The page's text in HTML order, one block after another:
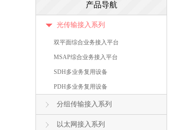
产品导航
光传输接入系列
双平面综合业务接入平台
MSAP综合业务接入平台
SDH多业务复用设备
PDH多业务复用设备
分组传输接入系列
以太网接入系列